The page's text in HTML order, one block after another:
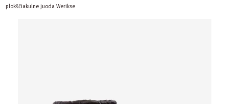
plokščiakulne juoda Werikse